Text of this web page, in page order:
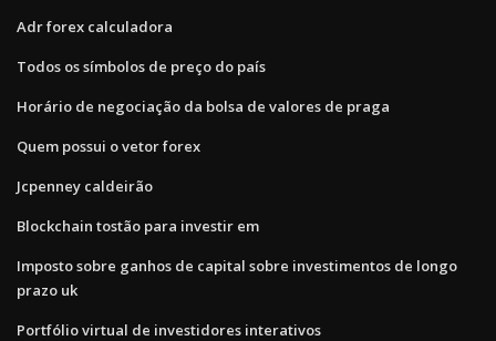
Adr forex calculadora
Todos os símbolos de preço do país
Horário de negociação da bolsa de valores de praga
Quem possui o vetor forex
Jcpenney caldeirão
Blockchain tostão para investir em
Imposto sobre ganhos de capital sobre investimentos de longo
prazo uk
Portfólio virtual de investidores interativos